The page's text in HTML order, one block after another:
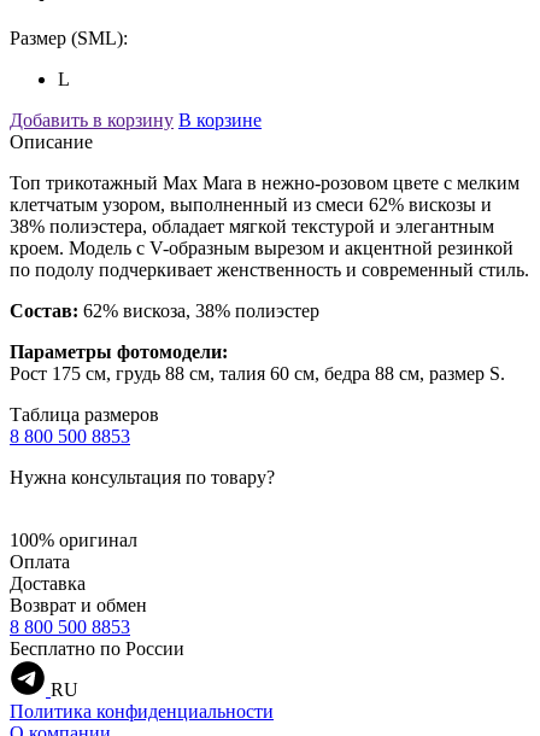
Размер (SML):
L
Добавить в корзину В корзине
Описание
Топ трикотажный Max Mara в нежно-розовом цвете с мелким
клетчатым узором, выполненный из смеси 62% вискозы и
38% полиэстера, обладает мягкой текстурой и элегантным
кроем. Модель с V-образным вырезом и акцентной резинкой
по подолу подчеркивает женственность и современный стиль.
Состав: 62% вискоза, 38% полиэстер
Параметры фотомодели:
Рост 175 см, грудь 88 см, талия 60 см, бедра 88 см, размер S.
Таблица размеров
8 800 500 8853
Нужна консультация по товару?
100% оригинал
Оплата
Доставка
Возврат и обмен
8 800 500 8853
Бесплатно по России
RU
Политика конфиденциальности